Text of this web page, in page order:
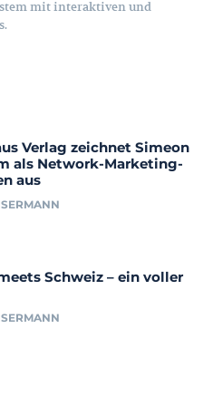
mit interaktiven und
Verlag zeichnet Simeon
als Network-Marketing-
aus
Schweiz – ein voller